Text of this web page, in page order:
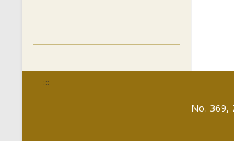
:::
No. 369,